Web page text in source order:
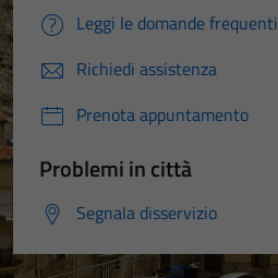
Leggi le domande frequenti
Richiedi assistenza
Prenota appuntamento
Problemi in città
Segnala disservizio